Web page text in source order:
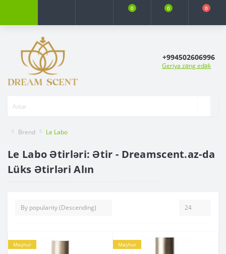
0 0 0
+994502606996
Geriya zəng edək
Brend Le Labo
Le Labo Ətirləri: Ətir - Dreamscent.az-da
Lüks Ətirləri Alın
Məşhur Məşhur